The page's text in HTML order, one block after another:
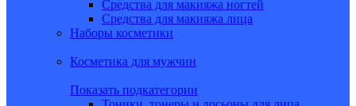
Средства для макияжа ногтей
Средства для макияжа лица
Наборы косметики
Косметика для мужчин
Показать подкатегории